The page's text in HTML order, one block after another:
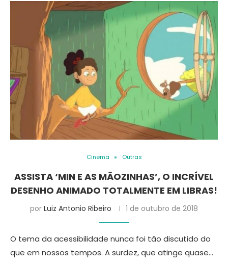
Cinema Outras
ASSISTA ‘MIN E AS MÃOZINHAS’, O INCRÍVEL
DESENHO ANIMADO TOTALMENTE EM LIBRAS!
por Luiz Antonio Ribeiro 1 de outubro de 2018
O tema da acessibilidade nunca foi tão discutido do
que em nossos tempos. A surdez, que atinge quase…